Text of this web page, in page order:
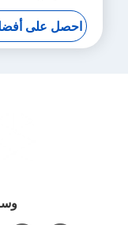
العالي الأثاث
تخصيصاحصل على